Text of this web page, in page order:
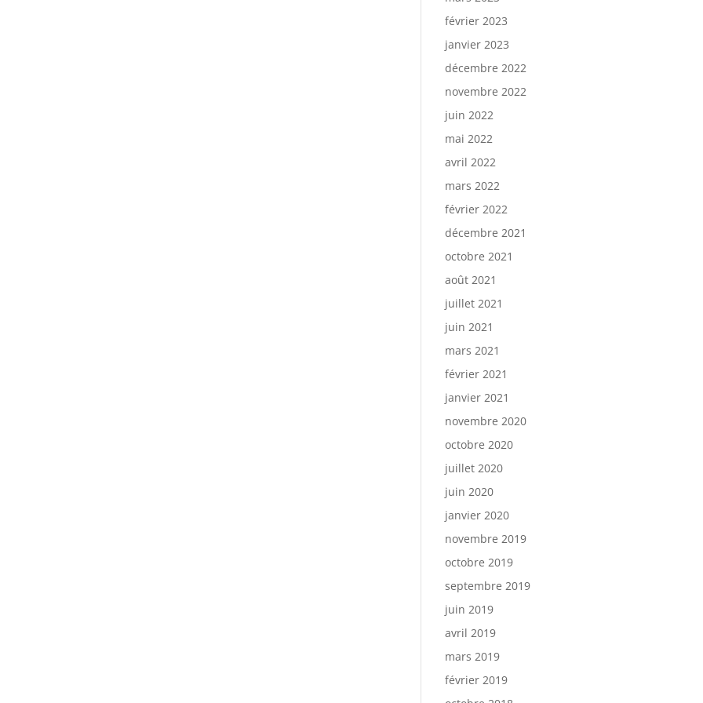
février 2023
janvier 2023
décembre 2022
novembre 2022
juin 2022
mai 2022
avril 2022
mars 2022
février 2022
décembre 2021
octobre 2021
août 2021
juillet 2021
juin 2021
mars 2021
février 2021
janvier 2021
novembre 2020
octobre 2020
juillet 2020
juin 2020
janvier 2020
novembre 2019
octobre 2019
septembre 2019
juin 2019
avril 2019
mars 2019
février 2019